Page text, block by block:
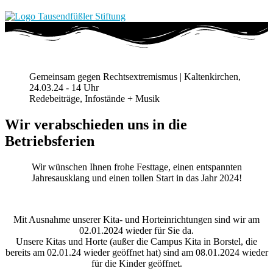
Gemeinsam gegen Rechtsextremismus | Kaltenkirchen,
24.03.24 - 14 Uhr
Redebeiträge, Infostände + Musik
Wir verabschieden uns in die
Betriebsferien
Wir wünschen Ihnen frohe Festtage, einen entspannten
Jahresausklang und einen tollen Start in das Jahr 2024!
Mit Ausnahme unserer Kita- und Horteinrichtungen sind wir am
02.01.2024 wieder für Sie da.
Unsere Kitas und Horte (außer die Campus Kita in Borstel, die
bereits am 02.01.24 wieder geöffnet hat) sind am 08.01.2024 wieder
für die Kinder geöffnet.